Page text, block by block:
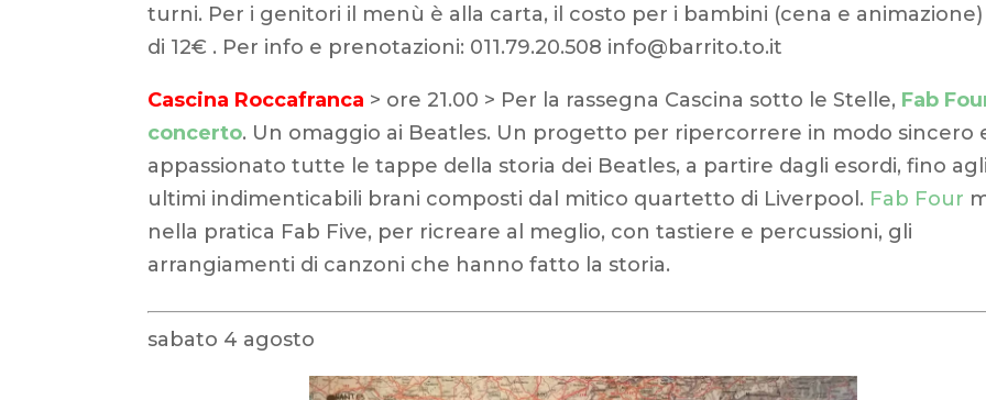
turni. Per i genitori il menù è alla carta, il costo per i bambini (cena e animazione)
di 12€ . Per info e prenotazioni: 011.79.20.508 info@barrito.to.it
Cascina Roccafranca > ore 21.00 > Per la rassegna Cascina sotto le Stelle, Fab
concerto. Un omaggio ai Beatles. Un progetto per ripercorrere in modo sincero
appassionato tutte le tappe della storia dei Beatles, a partire dagli esordi, fino agli
ultimi indimenticabili brani composti dal mitico quartetto di Liverpool. Fab Four
nella pratica Fab Five, per ricreare al meglio, con tastiere e percussioni, gli
arrangiamenti di canzoni che hanno fatto la storia.
sabato 4 agosto